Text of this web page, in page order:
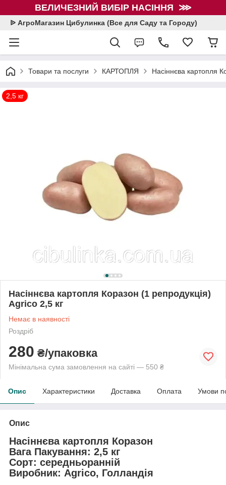
ВЕЛИЧЕЗНИЙ ВИБІР НАСІННЯ ⋙
ᐉ АгроМагазин Цибулинка (Все для Саду та Городу)
Товари та послуги КАРТОПЛЯ Насіннєва картопля
2,5 кг
Насіннєва картопля Коразон (1 репродукція)
Agrico 2,5 кг
Немає в наявності
Роздріб
280 ₴/упаковка
Мінімальна сума замовлення на сайті — 550 ₴
Опис Характеристики Доставка Оплата Умови
Опис
Насіннєва картопля Коразон
Вага Пакування: 2,5 кг
Сорт: середньоранній
Виробник: Agrico, Голландія